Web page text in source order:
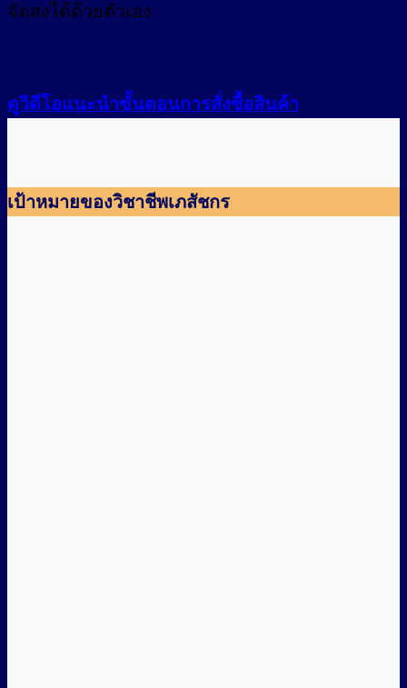
จัดส่งได้ด้วยตัวเอง
ดูวิดีโอแนะนำขั้นตอนการสั่งซื้อสินค้า
เป้าหมายของวิชาชีพเภสัชกร